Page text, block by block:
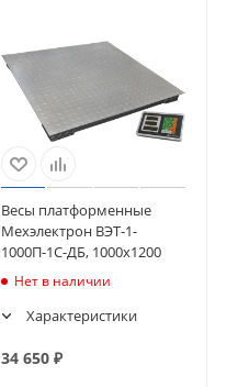
Весы платформенные
Мехэлектрон ВЭТ-1-
1000П-1С-ДБ, 1000х1200
Нет в наличии
Характеристики
34 650₽